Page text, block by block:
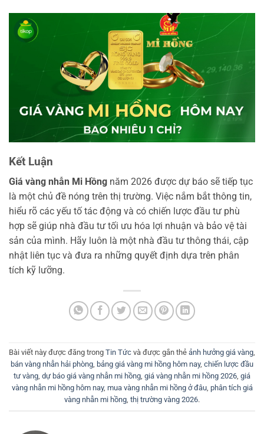
Kết Luận
Giá vàng nhẫn Mi Hồng năm 2026 được dự báo sẽ tiếp tục
là một chủ đề nóng trên thị trường. Việc nắm bắt thông tin,
hiểu rõ các yếu tố tác động và có chiến lược đầu tư phù
hợp sẽ giúp nhà đầu tư tối ưu hóa lợi nhuận và bảo vệ tài
sản của mình. Hãy luôn là một nhà đầu tư thông thái, cập
nhật liên tục và đưa ra những quyết định dựa trên phân
tích kỹ lưỡng.
Bài viết này được đăng trong Tin Tức và được gắn thẻ ảnh hưởng giá vàng,
bán vàng nhẫn hải phòng, bảng giá vàng mi hồng hôm nay, chiến lược đầu
tư vàng, dự báo giá vàng nhẫn mi hồng, giá vàng nhẫn mi hồng 2026, giá
vàng nhẫn mi hồng hôm nay, mua vàng nhẫn mi hồng ở đâu, phân tích giá
vàng nhẫn mi hồng, thị trường vàng 2026.